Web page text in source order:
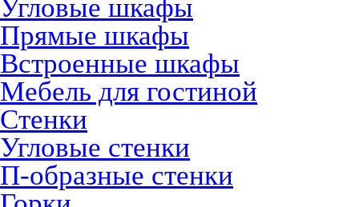
Угловые шкафы
Прямые шкафы
Встроенные шкафы
Мебель для гостиной
Стенки
Угловые стенки
П-образные стенки